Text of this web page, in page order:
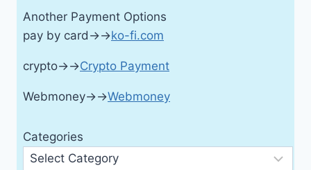
Another Payment Options
pay by card→→ko-fi.com
crypto→→Crypto Payment
Webmoney→→Webmoney
Categories